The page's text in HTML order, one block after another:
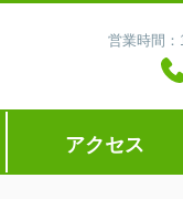
営業時間
アクセス